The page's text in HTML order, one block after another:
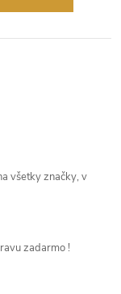
všetky značky, v
zadarmo !